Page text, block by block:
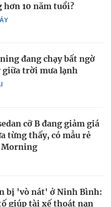
10 năm tuổi?
đang chạy bất ngờ
giữa trời mưa lạnh
cỡ B đang giảm giá
từng thấy, có mẫu rẻ
Morning
bị 'vò nát' ở Ninh Bình:
giúp tài xế thoát nạn